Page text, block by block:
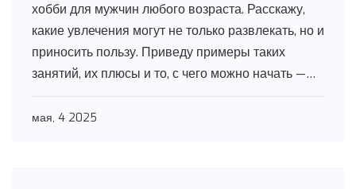
хобби для мужчин любого возраста. Расскажу,
какие увлечения могут не только развлекать, но и
приносить пользу. Приведу примеры таких
занятий, их плюсы и то, с чего можно начать —
творческим человеком. Узнаете, что необычное
мая, 4 2025